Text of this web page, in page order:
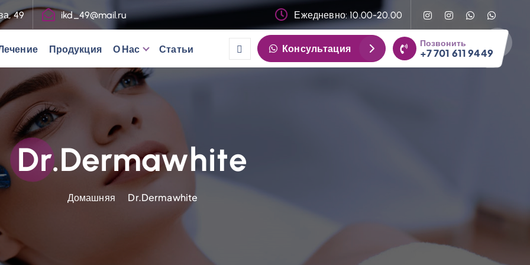
49 ikd_49@mail.ru Ежедневно: 10.00-20.00
Продукция О Нас Статьи Консультация Позвонить
+7 701 611 9449
Dr.Dermawhite
Домашняя Dr.Dermawhite